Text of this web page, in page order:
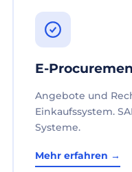
E-
Angebote und
Einkaufssystem.
Systeme.
Mehr erfahren →